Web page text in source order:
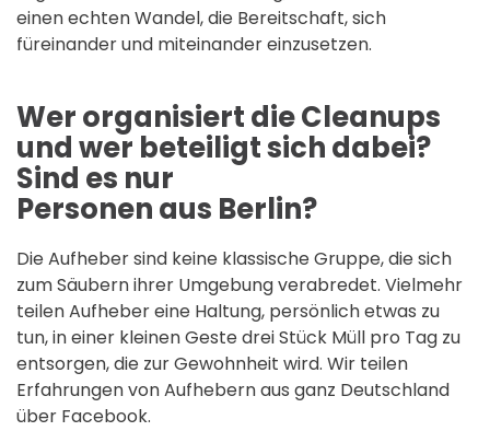
einen echten Wandel, die Bereitschaft, sich
füreinander und miteinander einzusetzen.
Wer organisiert die Cleanups
und wer beteiligt sich dabei?
Sind es nur
Personen aus Berlin?
Die Aufheber sind keine klassische Gruppe, die sich
zum Säubern ihrer Umgebung verabredet. Vielmehr
teilen Aufheber eine Haltung, persönlich etwas zu
tun, in einer kleinen Geste drei Stück Müll pro Tag zu
entsorgen, die zur Gewohnheit wird. Wir teilen
Erfahrungen von Aufhebern aus ganz Deutschland
über Facebook.